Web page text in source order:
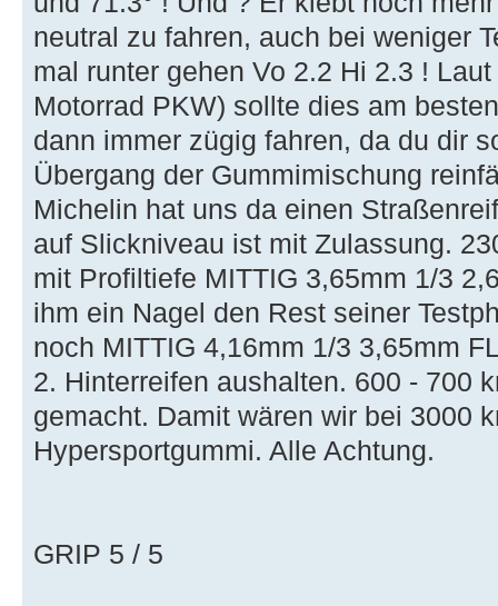
neutral zu fahren, auch bei weniger
mal runter gehen Vo 2.2 Hi 2.3 !
Motorrad PKW) sollte dies am
dann immer zügig fahren, da du dir
Übergang der Gummimischung
Michelin hat uns da einen
auf Slickniveau ist mit Zulassung.
mit Profiltiefe MITTIG 3,65mm 1/3
ihm ein Nagel den Rest seiner
noch MITTIG 4,16mm 1/3 3,65mm
2. Hinterreifen aushalten. 600 - 700
gemacht. Damit wären wir bei 3000
Hypersportgummi. Alle Achtung.
GRIP 5 / 5